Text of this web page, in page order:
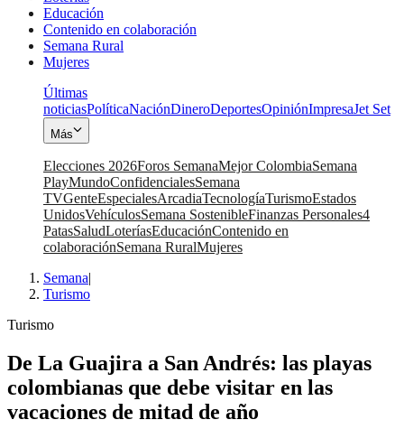
Educación
Contenido en colaboración
Semana Rural
Mujeres
Últimas
noticiasPolíticaNaciónDineroDeportesOpiniónImpresaJet Set
Más
Elecciones 2026Foros SemanaMejor ColombiaSemana
PlayMundoConfidencialesSemana
TVGenteEspecialesArcadiaTecnologíaTurismoEstados
UnidosVehículosSemana SostenibleFinanzas Personales4
PatasSaludLoteríasEducaciónContenido en
colaboraciónSemana RuralMujeres
Semana|
Turismo
Turismo
De La Guajira a San Andrés: las playas
colombianas que debe visitar en las
vacaciones de mitad de año